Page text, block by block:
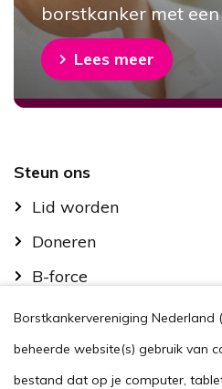
borstkanker met
Lees meer
Footer
Steun ons
Lid worden
Doneren
B-force
Kom in actie
Handig
Stel je vraag
Borstkankervereniging
beheerde website(s) gebruik van
bestand dat op je computer,